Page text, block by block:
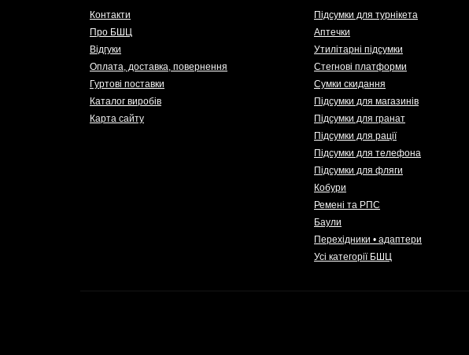
Контакти
Про БШЦ
Відгуки
Оплата, доставка, повернення
Гуртові поставки
Каталог виробів
Карта сайту
Підсумки для турнікета
Аптечки
Утилітарні підсумки
Стегнові платформи
Сумки скидання
Підсумки для магазинів
Підсумки для гранат
Підсумки для рації
Підсумки для телефона
Підсумки для фляги
Кобури
Ремені та РПС
Баули
Перехідники • адаптери
Усі категорії БШЦ